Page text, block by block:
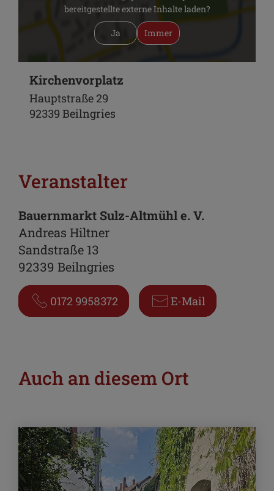
bereitgestellte externe Inhalte laden?
Ja Immer
Kirchenvorplatz
Hauptstraße 29
92339 Beilngries
Veranstalter
Bauernmarkt Sulz-Altmühl e. V.
Andreas Hiltner
Sandstraße 13
92339 Beilngries
0172 9958372 E-Mail
Auch an diesem Ort